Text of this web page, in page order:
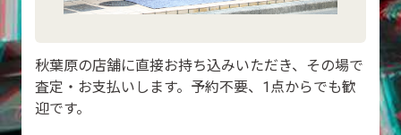
秋葉原の店舗に直接お持ち込みいただき、その場で
査定・お支払いします。予約不要、1点からでも歓
迎です。